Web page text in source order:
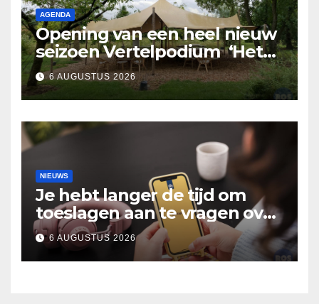
AGENDA
Opening van een heel nieuw
seizoen Vertelpodium ‘Het
Lopende Vuur’. Landelijke
verhalen in Bomentuin D’n
Hooidonk
6 AUGUSTUS 2026
NIEUWS
Je hebt langer de tijd om
toeslagen aan te vragen over
2025
6 AUGUSTUS 2026